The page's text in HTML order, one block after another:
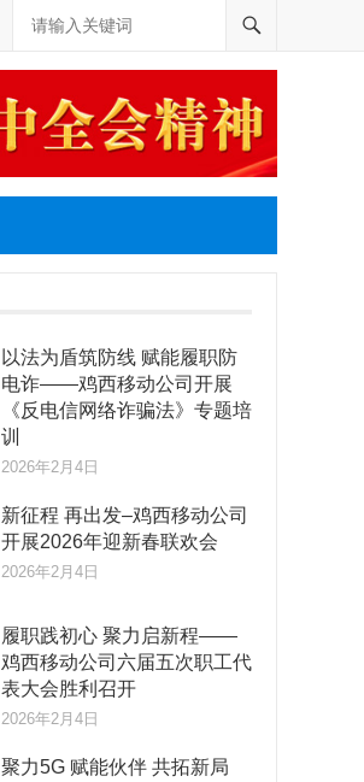
以法为盾筑防线 赋能履职防
电诈——鸡西移动公司开展
《反电信网络诈骗法》专题培
训
2026年2月4日
新征程 再出发–鸡西移动公司
开展2026年迎新春联欢会
2026年2月4日
履职践初心 聚力启新程——
鸡西移动公司六届五次职工代
表大会胜利召开
2026年2月4日
聚力5G 赋能伙伴 共拓新局